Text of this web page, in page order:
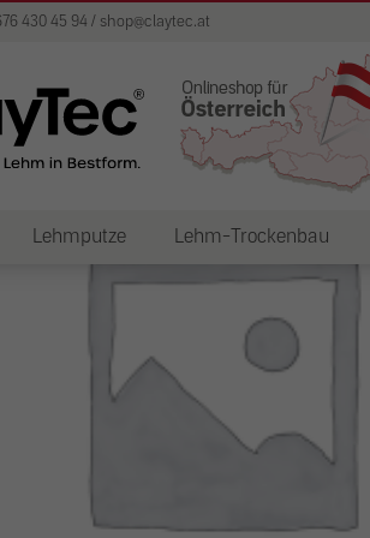
430 45 94 / shop@claytec.at
Lehmputze Lehm-Trockenbau